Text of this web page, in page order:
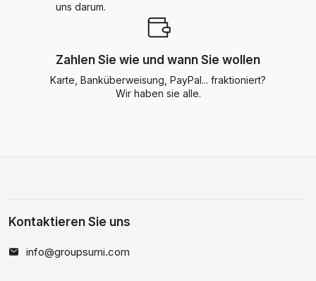
uns darum.
Zahlen Sie wie und wann Sie wollen
Karte, Banküberweisung, PayPal... fraktioniert?
Wir haben sie alle.
Kontaktieren Sie uns
info@groupsumi.com